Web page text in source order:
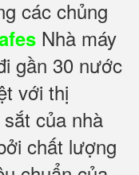
các chủng
Nhà máy
gần 30 nước
với thị
của nhà
chất lượng